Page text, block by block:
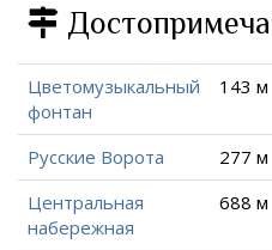
Цветомузыкальный
фонтан
143 м
Русские Ворота 277 м
Центральная
набережная
688 м